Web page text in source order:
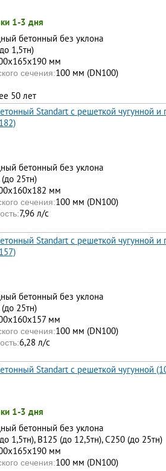
1-3 дня
бетонный без уклона
1,5тн)
мм
сечения:100 мм (DN100)
50 лет
Standart с решеткой чугунной
бетонный без уклона
25тн)
мм
сечения:100 мм (DN100)
7,96 л/с
Standart с решеткой чугунной
бетонный без уклона
25тн)
мм
сечения:100 мм (DN100)
6,28 л/с
Standart с решеткой чугунной
1-3 дня
бетонный без уклона
1,5тн), В125 (до 12,5тн), С250 (до 25тн)
мм
сечения:100 мм (DN100)